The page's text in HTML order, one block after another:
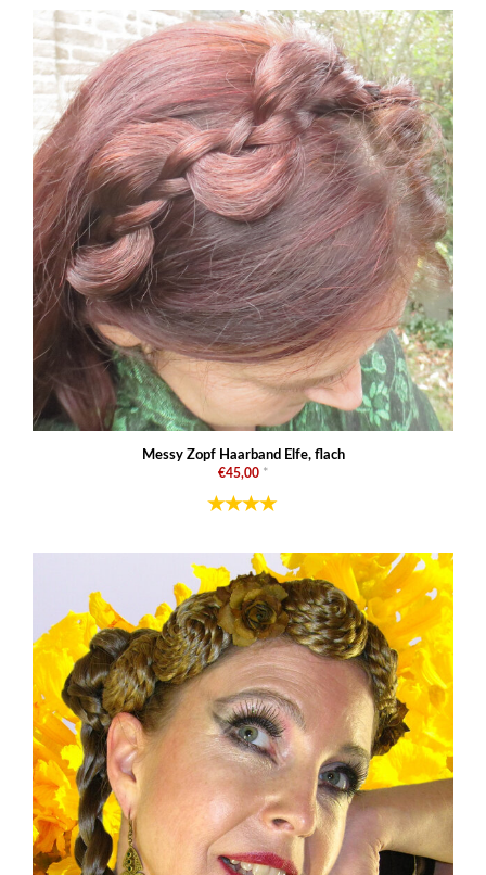
Messy Zopf Haarband Elfe, flach
€45,00 *